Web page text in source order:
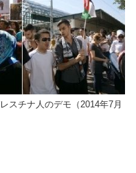
スチナ人のデモ（2014年7月